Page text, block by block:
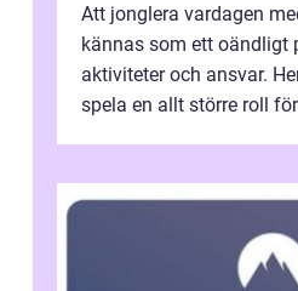
Att jonglera vardagen
kännas som ett oändligt
aktiviteter och ansvar.
spela en allt större roll